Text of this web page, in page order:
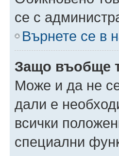
се с
Върнете се в
Защо въобще
Може и да не
дали е
всички
специални